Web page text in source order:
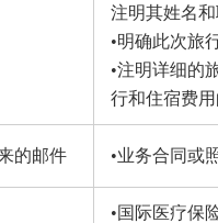
注明其姓名
•明确此次旅
•注明详细的
行和住宿费
的邮件 •业务合同或
•国际医疗保